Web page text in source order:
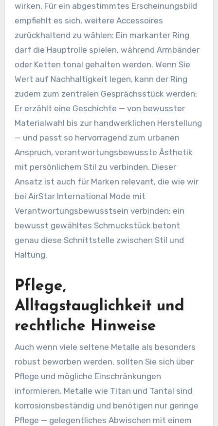
wirken. Für ein abgestimmtes Erscheinungsbild
empfiehlt es sich, weitere Accessoires
zurückhaltend zu wählen: Ein markanter Ring
darf die Hauptrolle spielen, während Armbänder
oder Ketten tonal gehalten werden. Wenn Sie
Wert auf Nachhaltigkeit legen, kann der Ring
zudem zum zentralen Gesprächsstück werden:
Er erzählt eine Geschichte — von bewusster
Materialwahl bis zur handwerklichen Herstellung
— und passt so hervorragend zum urbanen
Anspruch, verantwortungsbewusste Ästhetik
mit persönlichem Stil zu verbinden. Dieser
Ansatz ist auch für Marken relevant, die wie wir
bei AirStar International Mode mit
Verantwortungsbewusstsein verbinden; ein
bewusst gewähltes Schmuckstück betont
genau diese Schnittstelle zwischen Stil und
Haltung.
Pflege,
Alltagstauglichkeit und
rechtliche Hinweise
Auch wenn viele seltene Metalle als besonders
robust beworben werden, sollten Sie sich über
Pflege und mögliche Einschränkungen
informieren. Metalle wie Titan und Tantal sind
korrosionsbeständig und benötigen nur geringe
Pflege — gelegentliches Abwischen mit einem